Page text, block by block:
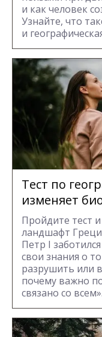
и как человек
Узнайте, что
и
Тест по
изменяет
Пройдите тест
ландшафт
Петр I
свои знания о
разрушить или
почему важно
связано со всем».